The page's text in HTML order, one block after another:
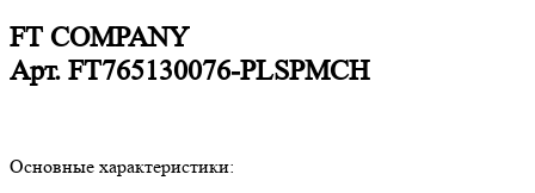
FT COMPANY
Арт. FT765130076-PLSPMCH
Основные характеристики: